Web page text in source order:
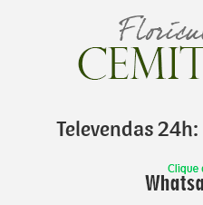
Televendas 24h: